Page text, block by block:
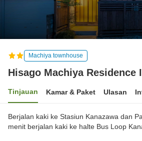
Machiya townhouse
Hisago Machiya Residence
Tinjauan Kamar & Paket Ulasan
Berjalan kaki ke Stasiun Kanazawa dan
menit berjalan kaki ke halte Bus Loop